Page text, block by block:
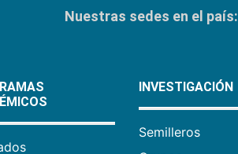
Nuestras sedes en el país:
INVESTIGACIÓN
Semilleros